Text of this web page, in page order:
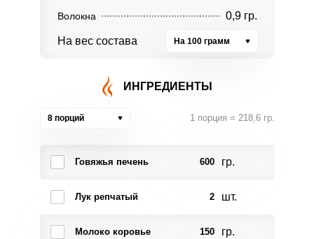
Волокна 0,9 гр.
На вес состава На 100 грамм
ИНГРЕДИЕНТЫ
8 порций 1 порция = 218,6 гр.
Говяжья печень 600 гр.
Лук репчатый 2 шт.
Молоко коровье 150 гр.